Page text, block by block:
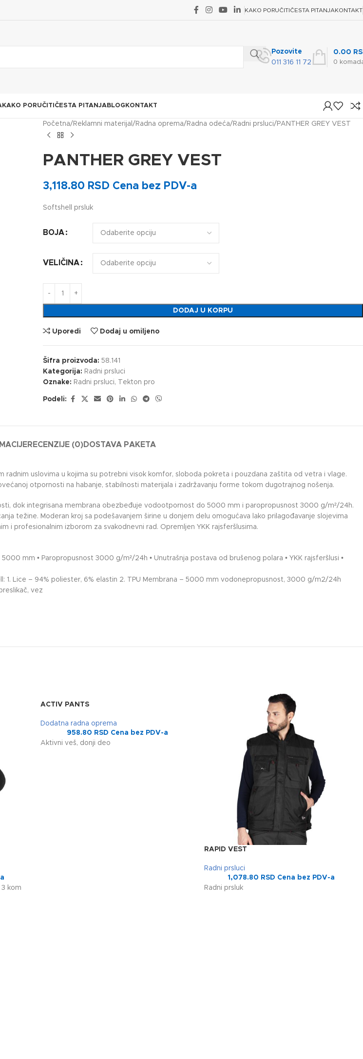
KAKO PORUČITIČESTA PITANJAKONTAKT
Pozovite
011 316 11 72
0
0.00
KAKO PORUČITI ČESTA PITANJABLOG KONTAKT
Početna Reklamni materijal Radna oprema Radna odeća Radni prsluci PANTHER GREY VEST
PANTHER GREY VEST
3,118.80 RSD Cena bez PDV-a
Softshell prsluk
BOJA
VELIČINA
DODAJ U KORPU
Uporedi Dodaj u omiljeno
Šifra proizvoda: 58.141
Kategorija: Radni prsluci
Oznake: Radni prsluci, Tekton pro
Podeli:
RECENZIJE (0)DOSTAVA PAKETA
radnim uslovima u kojima su potrebni visok komfor, sloboda pokreta i pouzdana zaštita od vetra i vlage.
otpornosti na habanje, stabilnosti materijala i zadržavanju forme tokom dugotrajnog nošenja.
dok integrisana membrana obezbeđuje vodootpornost do 5000 mm i paropropusnost 3000 g/m²/24h.
težine. Moderan kroj sa podešavanjem širine u donjem delu omogućava lako prilagođavanje slojevima
i profesionalnim izborom za svakodnevni rad. Opremljen YKK rajsferšlusima.
mm • Paropropusnost 3000 g/m²/24h • Unutrašnja postava od brušenog polara • YKK rajsferšlusi •
1. Lice – 94% poliester, 6% elastin 2. TPU Membrana – 5000 mm vodonepropusnost, 3000 g/m2/24h
vez
kom
ACTIV PANTS
Dodatna radna oprema
958.80 RSD Cena bez PDV-a
Aktivni veš, donji deo
RAPID VEST
Radni prsluci
1,078.80 RSD Cena bez PDV-a
Radni prsluk